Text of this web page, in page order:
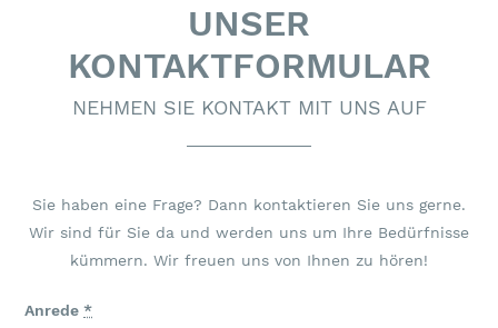
UNSER
KONTAKTFORMULAR
NEHMEN SIE KONTAKT MIT UNS AUF
Sie haben eine Frage? Dann kontaktieren Sie uns gerne.
Wir sind für Sie da und werden uns um Ihre Bedürfnisse
kümmern. Wir freuen uns von Ihnen zu hören!
Anrede*